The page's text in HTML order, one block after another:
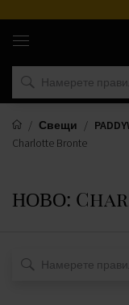
Свещи
Charlotte Bronte
НОВО: